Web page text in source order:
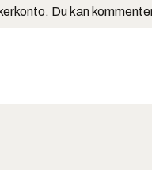
Du kan